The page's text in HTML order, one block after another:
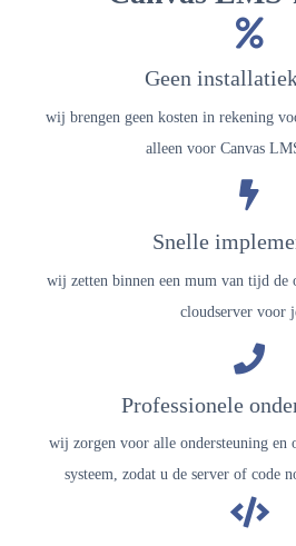
Geen
wij brengen geen kosten in rekening
alleen voor Canvas
Snelle
wij zetten binnen een mum van tijd de
cloudserver voor
Professionele
wij zorgen voor alle ondersteuning en
systeem, zodat u de server of code